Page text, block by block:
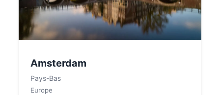
Amsterdam
Pays-Bas
Europe